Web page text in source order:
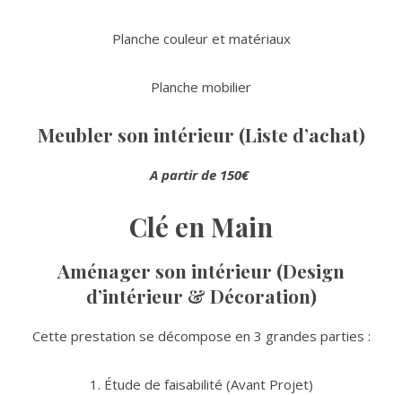
Planche couleur et matériaux
Planche mobilier
Meubler son intérieur (Liste d’achat)
A partir de 150€
Clé en Main
Aménager son intérieur (Design
d’intérieur & Décoration)
Cette prestation se décompose en 3 grandes parties :
1. Étude de faisabilité (Avant Projet)